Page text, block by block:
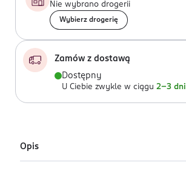
Nie wybrano drogerii
Wybierz drogerię
Zamów z dostawą
Dostępny
U Ciebie zwykle w ciągu 2-3 dni
Opis